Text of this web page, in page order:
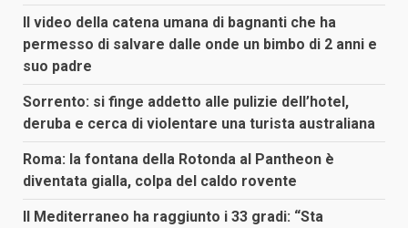
Il video della catena umana di bagnanti che ha
permesso di salvare dalle onde un bimbo di 2 anni e
suo padre
Sorrento: si finge addetto alle pulizie dell’hotel,
deruba e cerca di violentare una turista australiana
Roma: la fontana della Rotonda al Pantheon è
diventata gialla, colpa del caldo rovente
Il Mediterraneo ha raggiunto i 33 gradi: “Sta